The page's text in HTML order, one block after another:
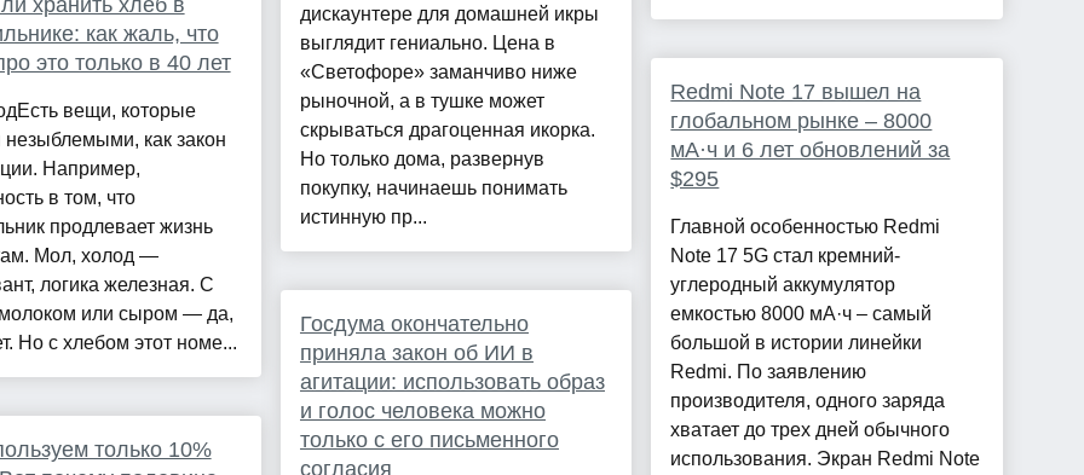
хранить хлеб в
как жаль, что
это только в 40 лет
вещи, которые
незыблемыми, как закон
Например,
в том, что
продлевает жизнь
Мол, холод —
логика железная. С
или сыром — да,
Но с хлебом этот номе...
только 10%
дискаунтере для домашней икры
выглядит гениально. Цена в
«Светофоре» заманчиво ниже
рыночной, а в тушке может
скрываться драгоценная икорка.
Но только дома, развернув
покупку, начинаешь понимать
истинную пр...
Госдума окончательно
приняла закон об ИИ в
агитации: использовать образ
и голос человека можно
только с его письменного
согласия
Redmi Note 17 вышел на
глобальном рынке – 8000
мА·ч и 6 лет обновлений за
$295
Главной особенностью Redmi
Note 17 5G стал кремний-
углеродный аккумулятор
емкостью 8000 мА·ч – самый
большой в истории линейки
Redmi. По заявлению
производителя, одного заряда
хватает до трех дней обычного
использования. Экран Redmi Note